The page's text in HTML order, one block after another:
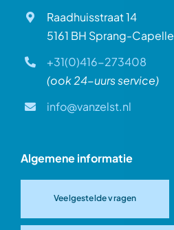
Raadhuisstraat 14
5161 BH Sprang-Capelle
+31(0)416-273408
(ook 24-uurs service)
info@vanzelst.nl
Algemene informatie
Veelgestelde vragen